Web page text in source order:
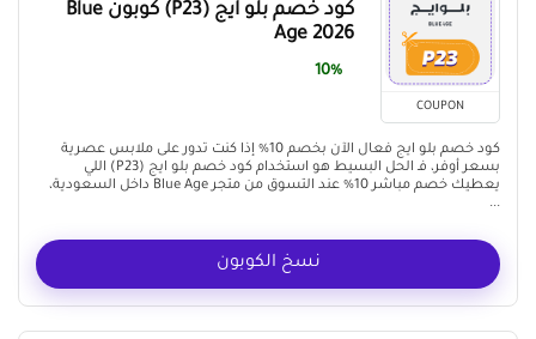
COUPON
كود خصم بلو ايج (P23) كوبون Blue
Age 2026
10%
كود خصم بلو ايج فعال الآن بخصم 10% إذا كنت تدور على ملابس عصرية
بسعر أوفر، فـ الحل البسيط هو استخدام كود خصم بلو ايج (P23) اللي
يعطيك خصم مباشر 10% عند التسوق من متجر Blue Age داخل السعودية،
...
نسخ الكوبون